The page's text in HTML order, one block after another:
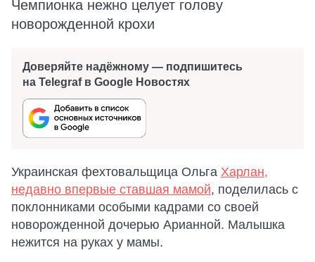
Чемпионка нежно целует голову
новорожденной крохи
Доверяйте надёжному — подпишитесь
на Telegraf в Google Новостях
Украинская фехтовальщица Ольга Харлан,
недавно впервые ставшая мамой, поделилась с
поклонниками особыми кадрами со своей
новорожденной дочерью Арианной. Малышка
нежится на руках у мамы.